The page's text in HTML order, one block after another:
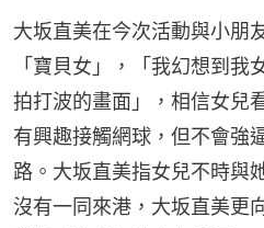
大坂直美在今次活動與小朋
「寶貝女」，「我幻想到
拍打波的畫面」，相信女兒
有興趣接觸網球，但不會強
路。大坂直美指女兒不時與
沒有一同來港，大坂直美更